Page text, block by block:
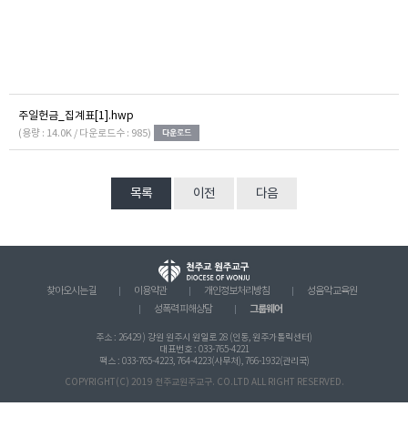
주일헌금_집계표[1].hwp
(용량 : 14.0K / 다운로드수 : 985)
목록 이전 다음
찾아오시는 길 이용약관 개인정보처리방침
성음악 교육원
성폭력 피해상담
그룹웨어
주소 : 26429 ) 강원 원주시 원일로 28 (인동, 원주가톨릭센터)
대표번호 : 033-765-4221
팩스 : 033-765-4223, 764-4223(사무처), 766-1932(관리국)
COPYRIGHT(C) 2019 천주교원주교구. CO.LTD ALL RIGHT RESERVED.